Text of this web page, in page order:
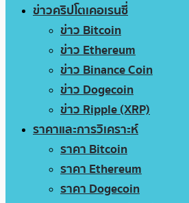
ข่าวคริปโตเคอเรนซี่
ข่าว Bitcoin
ข่าว Ethereum
ข่าว Binance Coin
ข่าว Dogecoin
ข่าว Ripple (XRP)
ราคาและการวิเคราะห์
ราคา Bitcoin
ราคา Ethereum
ราคา Dogecoin